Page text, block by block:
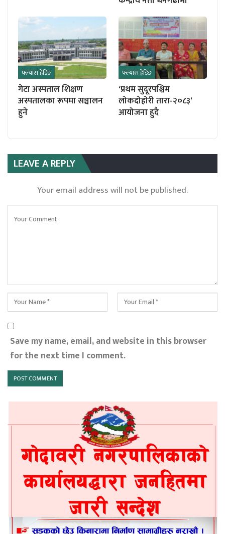
फ्ल्यास हेडिङ
गेटा अस्पताल शिक्षण
अस्पतालका रूपमा सञ्चालन
हुने
फ्ल्यास हेडिङ
‘प्रथम सुदूरपश्चिम
लोकदोहोरी तारा-२०८३’
आयोजना हुदै
LEAVE A REPLY
Your email address will not be published.
Save my name, email, and website in this browser
for the next time I comment.